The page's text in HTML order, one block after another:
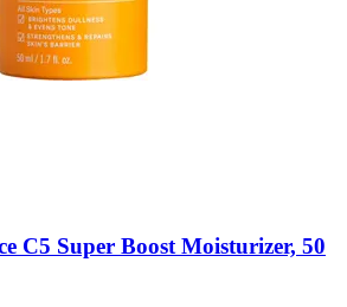
C5 Super Boost Moisturizer, 50